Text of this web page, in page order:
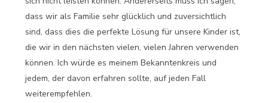
dass wir als Familie sehr glücklich und zuversichtlich
sind, dass dies die perfekte Lösung für unsere Kinder ist,
die wir in den nächsten vielen, vielen Jahren verwenden
können. Ich würde es meinem Bekanntenkreis und
jedem, der davon erfahren sollte, auf jeden Fall
weiterempfehlen.